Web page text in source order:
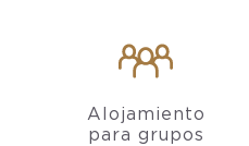
Alojamiento
para grupos